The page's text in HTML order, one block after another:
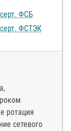
ФСБ
ФСТЭК
ротация
сетевого